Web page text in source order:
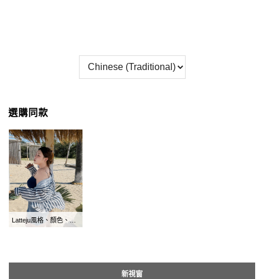
選購同款
Latteju風格、顏色、風格、西式風格
新視窗